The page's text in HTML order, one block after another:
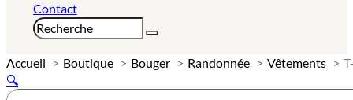
Contact
Rechercher
Accueil Boutique Bouger Randonnée Vêtements
🔍